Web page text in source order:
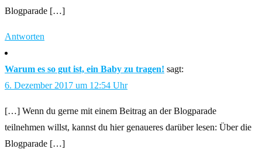
Blogparade […]
Antworten
Warum es so gut ist, ein Baby zu tragen! sagt:
6. Dezember 2017 um 12:54 Uhr
[…] Wenn du gerne mit einem Beitrag an der Blogparade
teilnehmen willst, kannst du hier genaueres darüber lesen: Über die
Blogparade […]